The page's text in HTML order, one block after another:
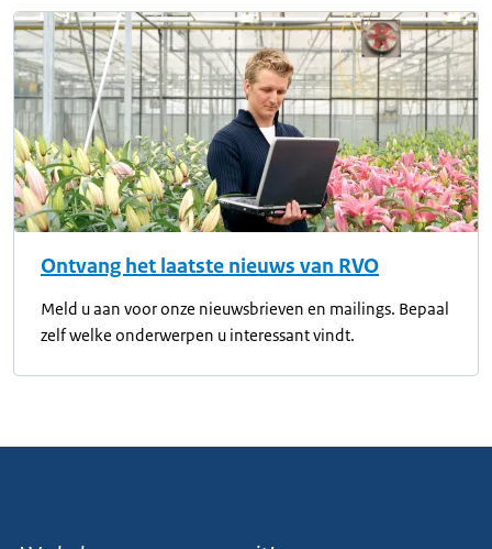
Ontvang het laatste nieuws van RVO
Meld u aan voor onze nieuwsbrieven en mailings. Bepaal
zelf welke onderwerpen u interessant vindt.